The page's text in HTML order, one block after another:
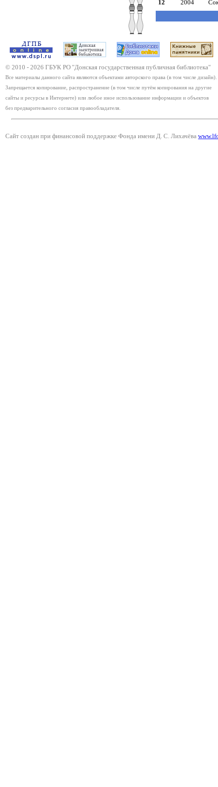
12 2004
© 2010 - 2026 ГБУК РО "Донская государственная публичная библиотека"
Все материалы данного сайта являются объектами авторского права (в том числе дизайн).
Запрещается копирование, распространение (в том числе путём копирования на другие
сайты и ресурсы в Интернете) или любое иное использование информации и объектов
без предварительного согласия правообладателя.
Сайт создан при финансовой поддержке Фонда имени Д. С. Лихачёва